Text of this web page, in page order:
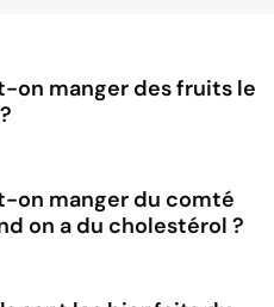
on manger des fruits le
on manger du comté
on a du cholestérol ?